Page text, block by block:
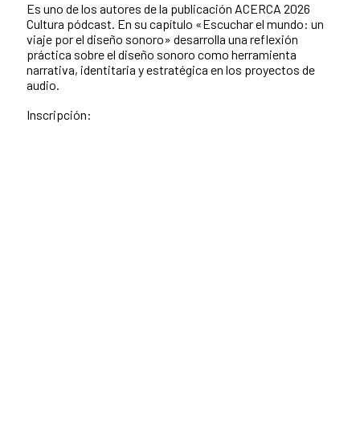
Es uno de los autores de la publicación ACERCA 2026
Cultura pódcast. En su capítulo «Escuchar el mundo: un
viaje por el diseño sonoro» desarrolla una reflexión
práctica sobre el diseño sonoro como herramienta
narrativa, identitaria y estratégica en los proyectos de
audio.
Inscripción: